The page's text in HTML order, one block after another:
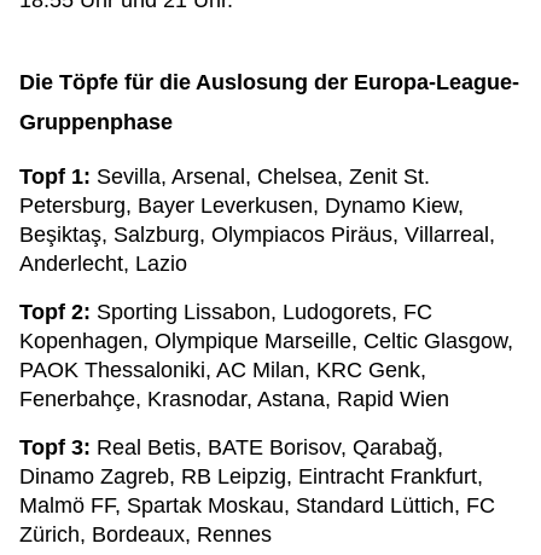
Die Töpfe für die Auslosung der Europa-League-
Gruppenphase
Topf 1: Sevilla, Arsenal, Chelsea, Zenit St.
Petersburg, Bayer Leverkusen, Dynamo Kiew,
Beşiktaş, Salzburg, Olympiacos Piräus, Villarreal,
Anderlecht, Lazio
Topf 2: Sporting Lissabon, Ludogorets, FC
Kopenhagen, Olympique Marseille, Celtic Glasgow,
PAOK Thessaloniki, AC Milan, KRC Genk,
Fenerbahçe, Krasnodar, Astana, Rapid Wien
Topf 3: Real Betis, BATE Borisov, Qarabağ,
Dinamo Zagreb, RB Leipzig, Eintracht Frankfurt,
Malmö FF, Spartak Moskau, Standard Lüttich, FC
Zürich, Bordeaux, Rennes